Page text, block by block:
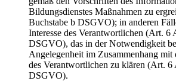
Bildungsdienstes Maßnahmen zu
Buchstabe b DSGVO); in anderen
Interesse des Verantwortlichen (Art. 6
DSGVO), das in der Notwendigkeit
Angelegenheit im Zusammenhang mit
des Verantwortlichen zu klären (Art. 6
DSGVO).